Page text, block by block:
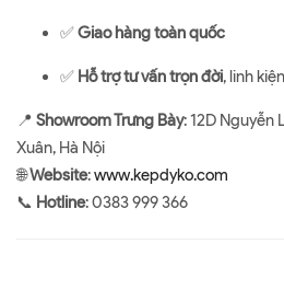
✅Giao hàng toàn quốc
✅ Hỗ trợ tư vấn trọn đời, linh
📍 Showroom Trưng Bày: 12D Nguyễn
Xuân, Hà Nội
🌐Website:www.kepdyko.com
📞 Hotline: 0383 999 366